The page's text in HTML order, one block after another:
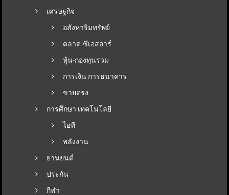
เศรษฐกิจ
อสังหาริมทรัพย์
ตลาด-ซีเอสอาร์
หุ้น-กองทุนรวม
การเงิน การธนาคาร
ขายตรง
การศึกษา เทคโนโลยี
ไอที
พลังงาน
ยานยนต์
ประกัน
กีฬา